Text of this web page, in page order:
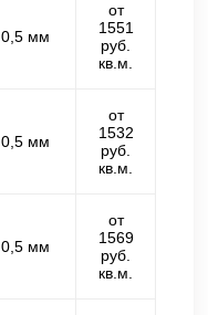
0,5 мм
от
1551
руб.
кв.м.
0,5 мм
от
1532
руб.
кв.м.
0,5 мм
от
1569
руб.
кв.м.